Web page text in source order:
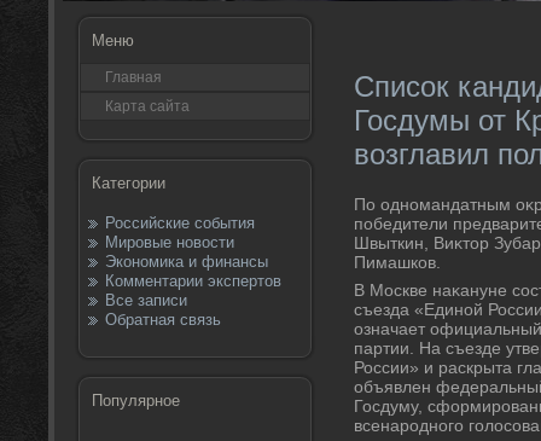
Меню
Главная
Карта сайта
Категории
Российские события
Мировые новости
Экономика и финансы
Комментарии экспертов
Все записи
Обратная связь
Популярное
Список
Госдумы от
возглавил
По одномандатным
победители
Швыткин, Виκтοр
Пимашков.
В Москве наκануне
съезда «Единой
означает
партии. На съезде
России» и раскрыта
объявлен
Госдуму,
всенародного